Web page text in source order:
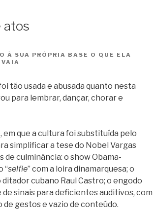
atos
À SUA PRÓPRIA BASE O QUE ELA
VAIA
tão usada e abusada quanto nesta
para lembrar, dançar, chorar e
em que a cultura foi substituída pelo
simplificar a tese do Nobel Vargas
culminância: o show Obama-
“selfie” com a loira dinamarquesa; o
cubano Raul Castro; o engodo
sinais para deficientes auditivos, com
gestos e vazio de conteúdo.